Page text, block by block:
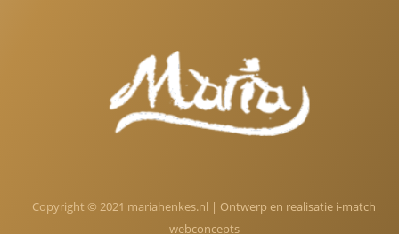
Copyright © 2021 mariahenkes.nl | Ontwerp en realisatie i-match
webconcepts